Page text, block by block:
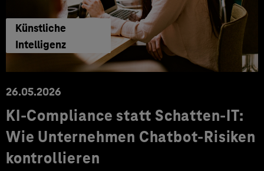
Künstliche
Intelligenz
26.05.2026
KI-Compliance statt Schatten-IT:
Wie Unternehmen Chatbot-Risiken
kontrollieren